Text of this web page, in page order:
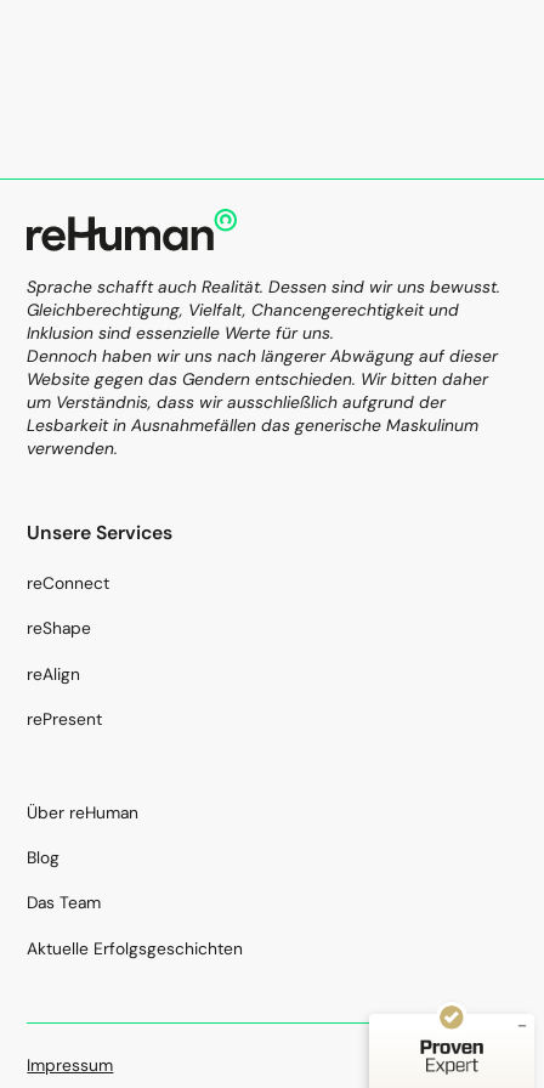
Sprache schafft auch Realität. Dessen sind wir uns bewusst.
Gleichberechtigung, Vielfalt, Chancengerechtigkeit und
Inklusion sind essenzielle Werte für uns.
Dennoch haben wir uns nach längerer Abwägung auf dieser
Website gegen das Gendern entschieden. Wir bitten daher
um Verständnis, dass wir ausschließlich aufgrund der
Lesbarkeit in Ausnahmefällen das generische Maskulinum
verwenden.
Unsere Services
reConnect
reShape
reAlign
rePresent
Über reHuman
Blog
Das Team
Aktuelle Erfolgsgeschichten
Impressum
16
Bewertungen auf ProvenExpert.com